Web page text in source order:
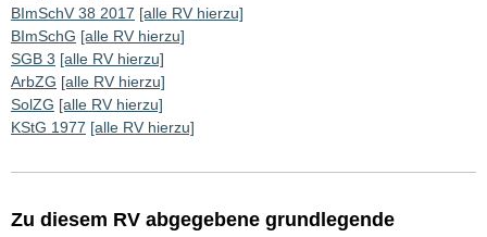
BImSchV 38 2017 [alle RV hierzu]
BImSchG [alle RV hierzu]
SGB 3 [alle RV hierzu]
ArbZG [alle RV hierzu]
SolZG [alle RV hierzu]
KStG 1977 [alle RV hierzu]
Zu diesem RV abgegebene grundlegende